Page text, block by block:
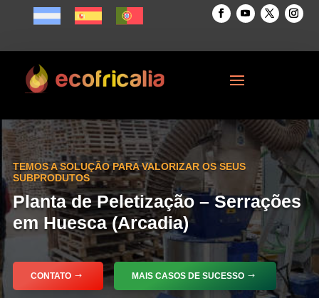
TEMOS A SOLUÇÃO PARA VALORIZAR OS SEUS
SUBPRODUTOS
Planta de Peletização – Serrações
em Huesca (Arcadia)
CONTATO MAIS CASOS DE SUCESSO